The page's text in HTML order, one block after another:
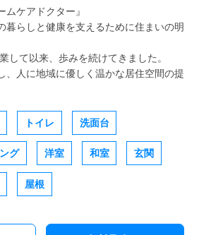
ムケアドクター』
暮らしと健康を支えるために住まいの明
して以来、歩みを続けてきました。
、人に地域に優しく温かな居住空間の提
トイレ 洗面台
グ 洋室 和室 玄関
屋根